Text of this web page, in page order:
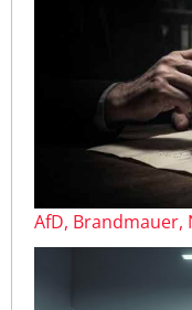
AfD, Brandmauer,